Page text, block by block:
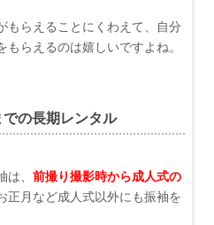
もらえることにくわえて、自分
らえるのは嬉しいですよね。
の長期レンタル
、 前撮り撮影時から成人式の
正月など成人式以外にも振袖を